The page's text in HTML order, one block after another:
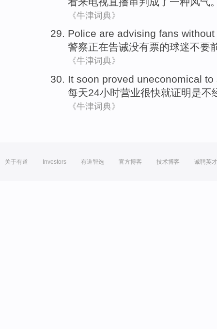
《牛津词典》
Police are advising fans without
警察正在告诫没有票的球迷不要
《牛津词典》
It soon proved uneconomical to
每天24小时营业很快就证明是不
《牛津词典》
关于有道 Investors 有道智选 官方博客 技术博客 诚聘英才